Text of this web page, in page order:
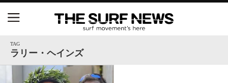
TAG
ラリー・ヘインズ
【五十嵐カノア独占インタビュー】旧友レオ、ジャ
ックとの豪華プライベートセッション